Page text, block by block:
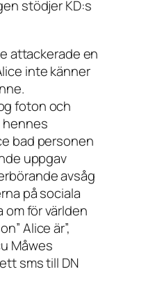
stödjer KD:s
attackerade en
inte känner
foton och
hennes
bad personen
uppgav
avsåg
på sociala
om för världen
Alice är”,
Måwes
sms till DN